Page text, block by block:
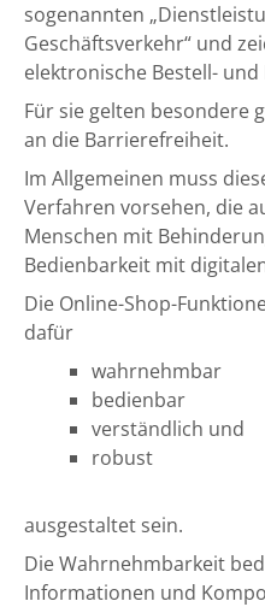
sogenannten
Geschäftsverkehr“ und
elektronische Bestell-
Für sie gelten besondere
an die Barrierefreiheit.
Im Allgemeinen muss
Verfahren vorsehen, die
Menschen mit
Bedienbarkeit mit
Die Online-Shop-
dafür
wahrnehmbar
bedienbar
verständlich und
robust
ausgestaltet sein.
Die Wahrnehmbarkeit
Informationen und